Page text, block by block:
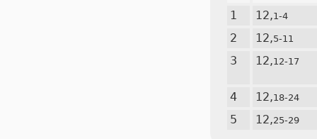
1 12,1-4
2 12,5-11
3 12,12-17
4 12,18-24
5 12,25-29